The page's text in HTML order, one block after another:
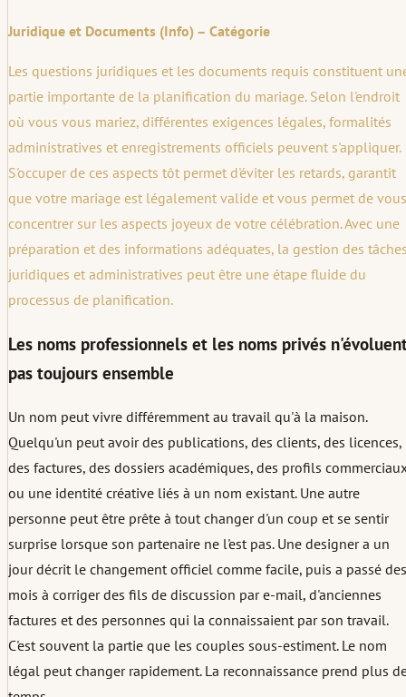
Juridique et Documents (Info) – Catégorie
Les questions juridiques et les documents requis constituent
partie importante de la planification du mariage. Selon l'endroit
où vous vous mariez, différentes exigences légales, formalités
administratives et enregistrements officiels peuvent s'appliquer.
S'occuper de ces aspects tôt permet d'éviter les retards, garantit
que votre mariage est légalement valide et vous permet de vous
concentrer sur les aspects joyeux de votre célébration. Avec une
préparation et des informations adéquates, la gestion des
juridiques et administratives peut être une étape fluide du
processus de planification.
Les noms professionnels et les noms privés
pas toujours ensemble
Un nom peut vivre différemment au travail qu'à la maison.
Quelqu'un peut avoir des publications, des clients, des licences,
des factures, des dossiers académiques, des profils
ou une identité créative liés à un nom existant. Une autre
personne peut être prête à tout changer d'un coup et se sentir
surprise lorsque son partenaire ne l'est pas. Une designer a un
jour décrit le changement officiel comme facile, puis a passé des
mois à corriger des fils de discussion par e-mail, d'anciennes
factures et des personnes qui la connaissaient par son travail.
C'est souvent la partie que les couples sous-estiment. Le nom
légal peut changer rapidement. La reconnaissance prend plus